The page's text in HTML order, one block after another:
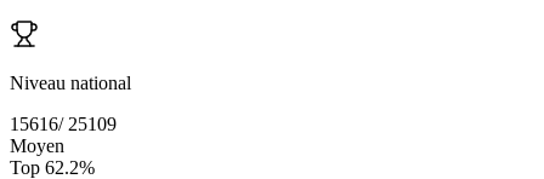
Niveau national
15616/ 25109
Moyen
Top 62.2%